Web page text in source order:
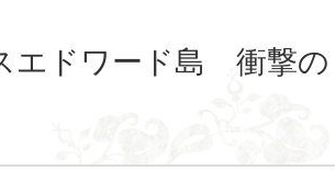
エドワード島 衝撃の